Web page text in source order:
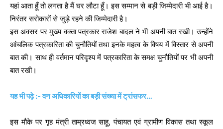
यहां आता हूँ तो लगता है मैं घर लौटा हूँ। इस सम्मान से बड़ी जिम्मेदारी भी आई है।
निरंतर सरोकारों से जुड़े रहने की जिम्मेदारी है।
इस अवसर पर मुख्य वक्ता पत्रकार राजेश बादल ने भी अपनी बात रखी। उन्होंने
आंचलिक पत्रकारिता की चुनौतियों तथा इनके महत्व के विषय में विस्तार से अपनी
बात की। साथ ही वर्तमान परिदृश्य में पत्रकारिता के समक्ष चुनौतियों पर भी अपनी
बात रखी।
यह भी पढ़े :- वन अधिकारियों का बड़ी संख्या में ट्रांसफर…
इस मौके पर गृह मंत्री ताम्रध्वज साहू, पंचायत एवं ग्रामीण विकास तथा स्कूल